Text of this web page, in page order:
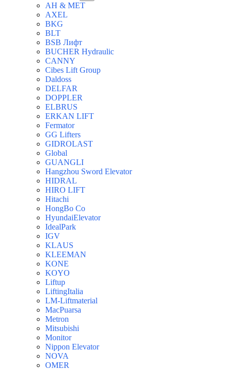
AH & MET
AXEL
BKG
BLT
BSB Лифт
BUCHER Hydraulic
CANNY
Cibes Lift Group
Daldoss
DELFAR
DOPPLER
ELBRUS
ERKAN LIFT
Fermator
GG Lifters
GIDROLAST
Global
GUANGLI
Hangzhou Sword Elevator
HIDRAL
HIRO LIFT
Hitachi
HongBo Co
HyundaiElevator
IdealPark
IGV
KLAUS
KLEEMAN
KONE
KOYO
Liftup
LiftingItalia
LM-Liftmaterial
MacPuarsa
Metron
Mitsubishi
Monitor
Nippon Elevator
NOVA
OMER